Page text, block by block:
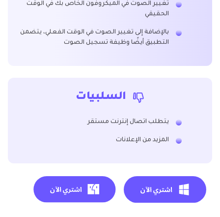
تغيير الصوت في الميكروفون الخاص بك في الوقت
الحقيقي
بالإضافة إلى تغيير الصوت في الوقت الفعلي، يتضمن
التطبيق أيضًا وظيفة تسجيل الصوت
السلبيات
يتطلب اتصال إنترنت مستقر
المزيد من الإعلانات